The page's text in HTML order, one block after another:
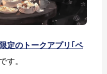
定のトークアプリ｢ペ
す。